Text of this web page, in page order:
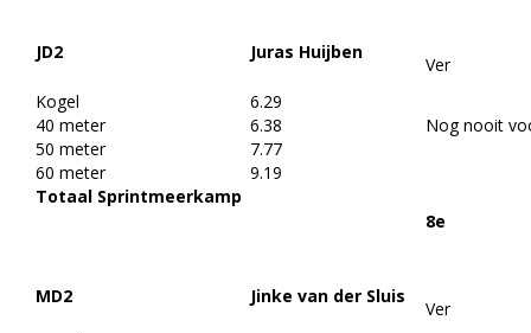
JD2 Juras Huijben
Ver
Kogel
6.29
40 meter
6.38
Nog nooit
50 meter
7.77
60 meter
9.19
Totaal Sprintmeerkamp
8e
MD2 Jinke van der Sluis
Ver